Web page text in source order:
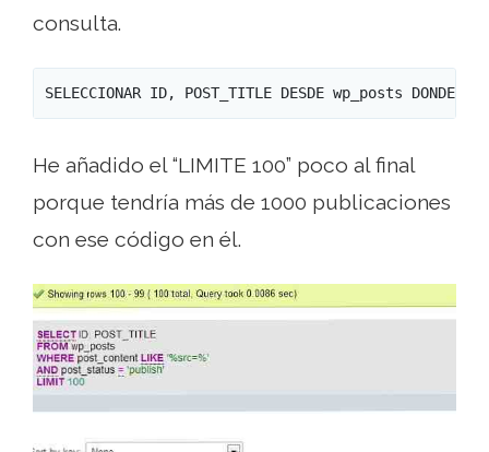
consulta.
SELECCIONAR ID, POST_TITLE DESDE wp_posts
He añadido el “LIMITE 100” poco al final
porque tendría más de 1000 publicaciones
con ese código en él.